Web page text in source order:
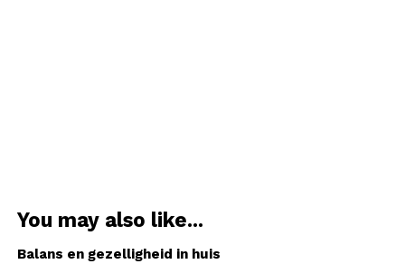
You may also like...
Balans en gezelligheid in huis